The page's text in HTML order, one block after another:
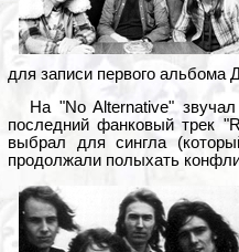
для записи первого
На "No Alternative"
последний фанковый трек
выбрал для сингла
продолжали полыхать